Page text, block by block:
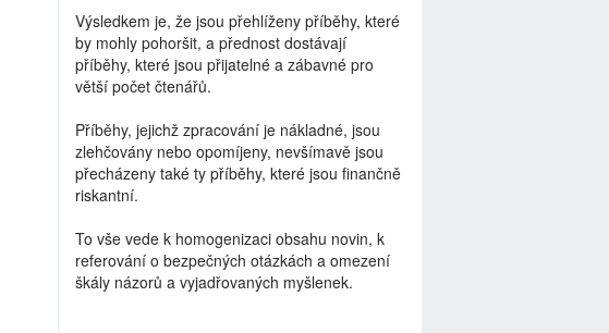
Výsledkem je, že jsou přehlíženy příběhy, které
by mohly pohoršit, a přednost dostávají
příběhy, které jsou přijatelné a zábavné pro
větší počet čtenářů.
Příběhy, jejichž zpracování je nákladné, jsou
zlehčovány nebo opomíjeny, nevšímavě jsou
přecházeny také ty příběhy, které jsou finančně
riskantní.
To vše vede k homogenizaci obsahu novin, k
referování o bezpečných otázkách a omezení
škály názorů a vyjadřovaných myšlenek.